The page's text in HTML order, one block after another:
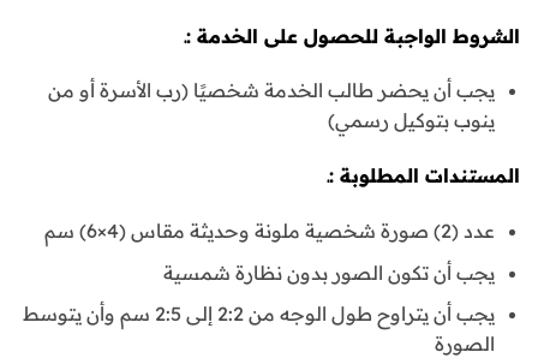
الشروط الواجبة للحصول على الخدمة :ـ
يجب أن يحضر طالب الخدمة شخصيًا (رب الأسرة أو من
ينوب بتوكيل رسمي)
المستندات المطلوبة :ـ
عدد (2) صورة شخصية ملونة وحديثة مقاس (4×6) سم
يجب أن تكون الصور بدون نظارة شمسية
يجب أن يتراوح طول الوجه من 2:2 إلى 2:5 سم وأن يتوسط
الصورة